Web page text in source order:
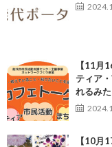
【11月
ティア
れるみた
【10月